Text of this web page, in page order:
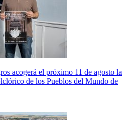
acogerá el próximo 11 de agosto la
de los Pueblos del Mundo de